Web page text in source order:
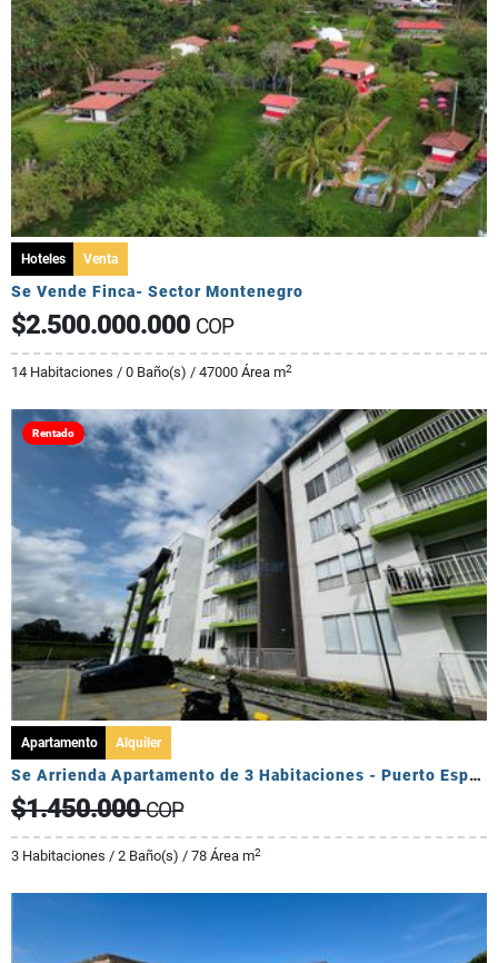
Hoteles Venta
Se Vende Finca- Sector Montenegro
$2.500.000.000 COP
14 Habitaciones / 0 Baño(s) / 47000 Área m2
Rentado
Apartamento Alquiler
Se Arrienda Apartamento de 3 Habitaciones - Puerto Espejo
$1.450.000COP
3 Habitaciones / 2 Baño(s) / 78 Área m2